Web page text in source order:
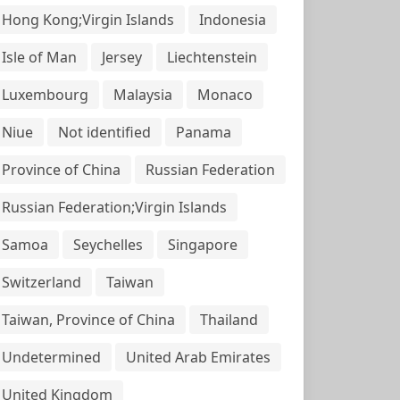
Hong Kong;Virgin Islands
Indonesia
Isle of Man
Jersey
Liechtenstein
Luxembourg
Malaysia
Monaco
Niue
Not identified
Panama
Province of China
Russian Federation
Russian Federation;Virgin Islands
Samoa
Seychelles
Singapore
Switzerland
Taiwan
Taiwan, Province of China
Thailand
Undetermined
United Arab Emirates
United Kingdom